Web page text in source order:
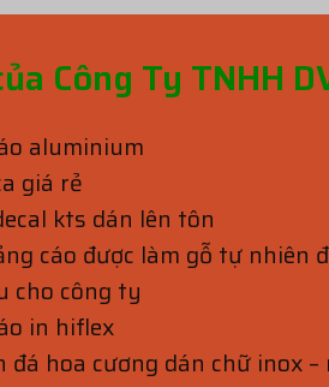
Công Ty TNHH
aluminium
giá rẻ
kts dán lên tôn
cáo được làm gỗ tự nhiên
cho công ty
in hiflex
đá hoa cương dán chữ inox –